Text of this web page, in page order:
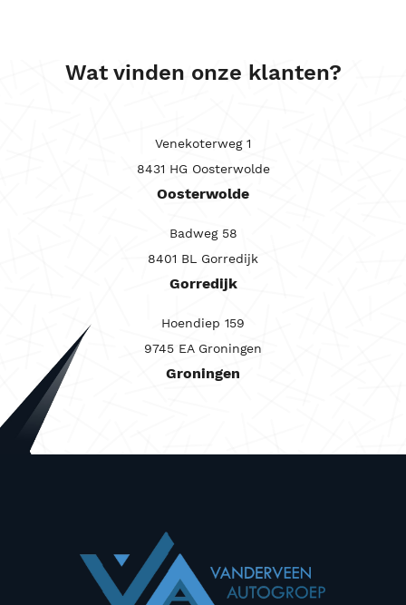
Wat vinden onze klanten?
Venekoterweg 1
8431 HG Oosterwolde
Oosterwolde
Badweg 58
8401 BL Gorredijk
Gorredijk
Hoendiep 159
9745 EA Groningen
Groningen